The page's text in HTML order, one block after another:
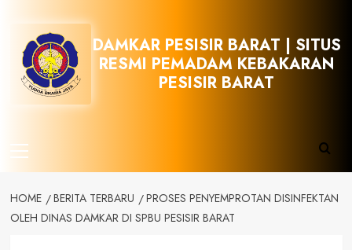
content
DAMKAR PESISIR BARAT | SITUS
RESMI PEMADAM KEBAKARAN
PESISIR BARAT
Menu
HOME BERITA TERBARU
PROSES PENYEMPROTAN DISINFEKTAN
OLEH DINAS DAMKAR DI SPBU PESISIR BARAT